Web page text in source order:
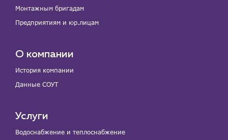
Монтажным бригадам
Предприятиям и юр.лицам
О компании
История компании
Данные СОУТ
Услуги
Водоснабжение и теплоснабжение